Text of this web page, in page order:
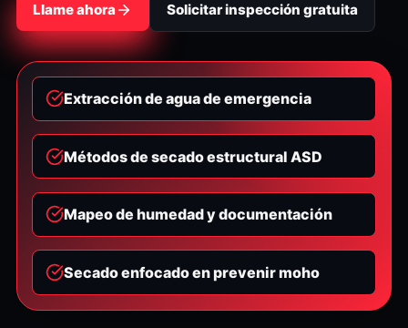
Llame ahora Solicitar inspección gratuita
Extracción de agua de emergencia
Métodos de secado estructural ASD
Mapeo de humedad y documentación
Secado enfocado en prevenir moho